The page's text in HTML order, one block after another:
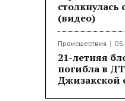
столкнулась
(видео)
Происшествия
21-летняя
погибла в
Джизакской